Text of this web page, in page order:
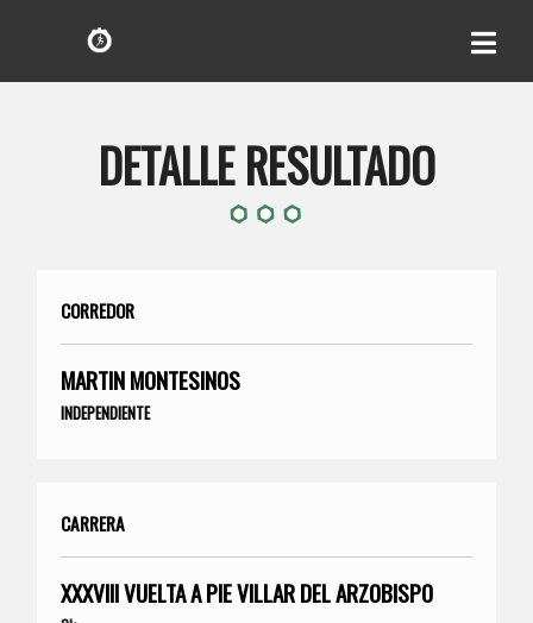
DETALLE RESULTADO
CORREDOR
MARTIN MONTESINOS
INDEPENDIENTE
CARRERA
XXXVIII VUELTA A PIE VILLAR DEL ARZOBISPO